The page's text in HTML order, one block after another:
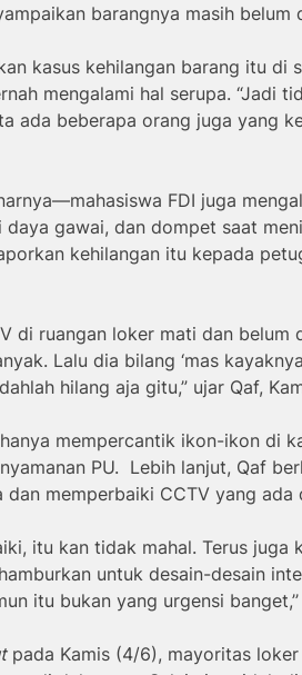
barangnya masih belum
kasus kehilangan barang itu di
mengalami hal serupa. “Jadi
ada beberapa orang juga yang
FDI juga
daya gawai, dan dompet saat
kehilangan itu kepada
di ruangan loker mati dan belum
Lalu dia bilang ‘mas
hilang aja gitu,” ujar Qaf,
mempercantik ikon-ikon di
PU. Lebih lanjut, Qaf
memperbaiki CCTV yang ada
itu kan tidak mahal. Terus juga
untuk desain-desain
itu bukan yang urgensi
pada Kamis (4/6), mayoritas loker